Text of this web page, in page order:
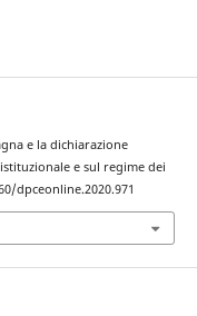
e la dichiarazione
e sul regime dei
dpceonline.2020.971